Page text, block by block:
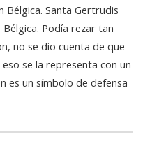
Bélgica. Santa Gertrudis
Podía rezar tan
no se dio cuenta de que
se la representa con un
es un símbolo de defensa